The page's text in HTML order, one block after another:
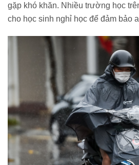
gặp khó khăn. Nhiều trường học
cho học sinh nghỉ học để đảm bảo